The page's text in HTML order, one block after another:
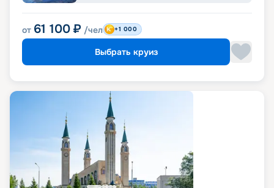
от 61 100 ₽ /чел +1 000
Выбрать круиз